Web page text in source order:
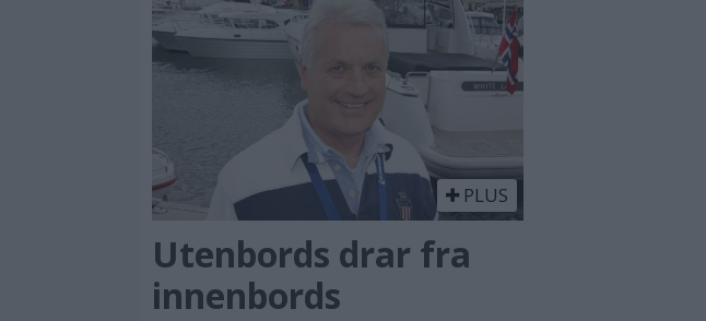
PLUS
Utenbords drar fra
innenbords